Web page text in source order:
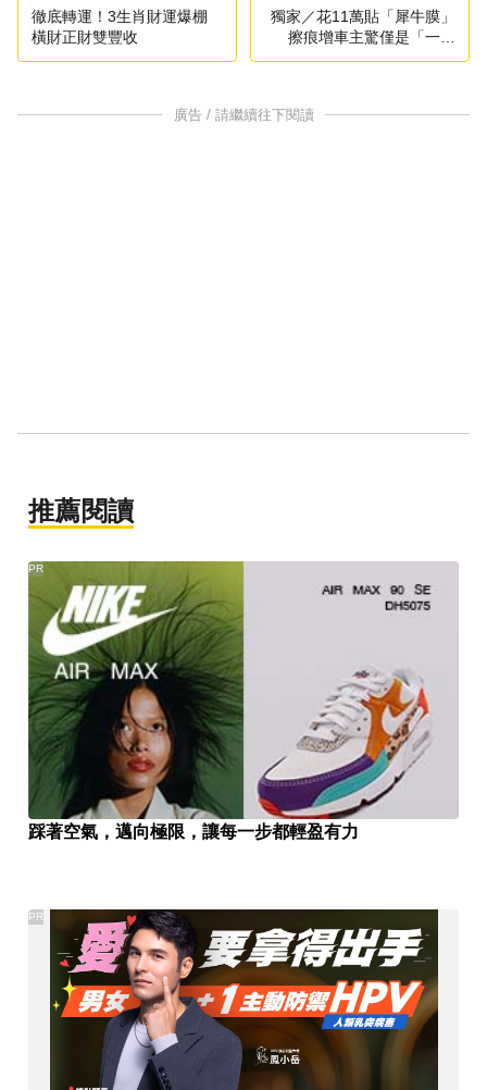
徹底轉運！3生肖財運爆棚
橫財正財雙豐收
獨家／花11萬貼「犀牛膜」
擦痕增車主驚僅是「一般
膜」
廣告 / 請繼續往下閱讀
推薦閱讀
踩著空氣，邁向極限，讓每一步都輕盈有力
PR
PR